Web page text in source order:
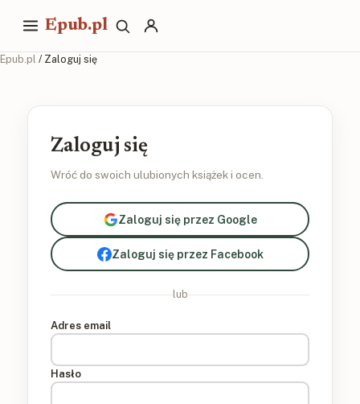
Epub.pl
Epub.pl / Zaloguj się
Zaloguj się
Wróć do swoich ulubionych książek i ocen.
Zaloguj się przez Google
Zaloguj się przez Facebook
lub
Adres email
Hasło